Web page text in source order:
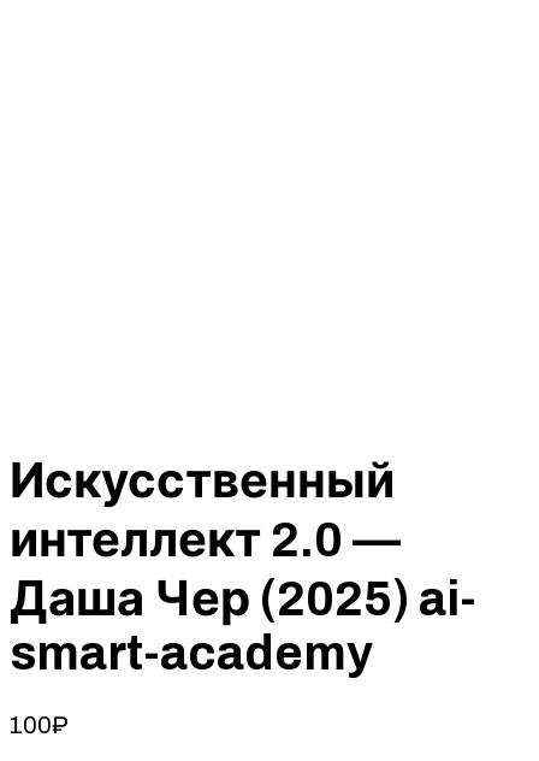
Искусственный
интеллект 2.0 —
Даша Чер (2025) ai-
smart-academy
100₽